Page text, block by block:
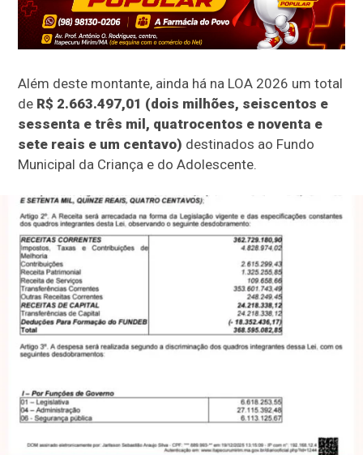
Além deste montante, ainda há na LOA 2026 um total
de R$ 2.663.497,01 (dois milhões, seiscentos e
sessenta e três mil, quatrocentos e noventa e
sete reais e um centavo) destinados ao Fundo
Municipal da Criança e do Adolescente.